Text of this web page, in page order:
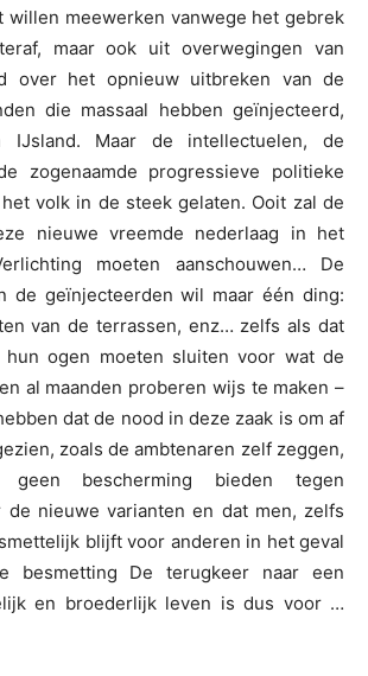
willen meewerken vanwege het gebrek
maar ook uit overwegingen van
over het opnieuw uitbreken van de
die massaal hebben geïnjecteerd,
IJsland. Maar de intellectuelen, de
zogenaamde progressieve politieke
volk in de steek gelaten. Ooit zal de
nieuwe vreemde nederlaag in het
moeten aanschouwen… De
de geïnjecteerden wil maar één ding:
van de terrassen, enz… zelfs als dat
ogen moeten sluiten voor wat de
al maanden proberen wijs te maken –
dat de nood in deze zaak is om af
zoals de ambtenaren zelf zeggen,
geen bescherming bieden tegen
de nieuwe varianten en dat men, zelfs
blijft voor anderen in het geval
besmetting De terugkeer naar een
en broederlijk leven is dus voor …